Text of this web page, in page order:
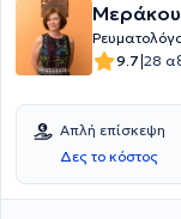
9.7|28
Απλή επίσκεψη
Δες το κόστος